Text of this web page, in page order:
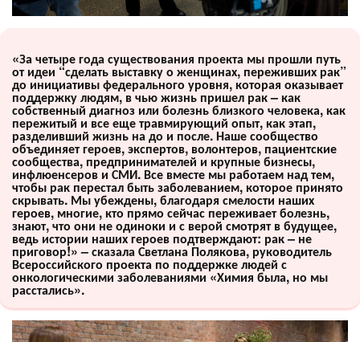
«За четыре года существования проекта мы прошли путь
от идеи “сделать выставку о женщинах, переживших рак”
до инициативы федерального уровня, которая оказывает
поддержку людям, в чью жизнь пришел рак – как
собственный диагноз или болезнь близкого человека, как
пережитый и все еще травмирующий опыт, как этап,
разделивший жизнь на до и после. Наше сообщество
объединяет героев, экспертов, волонтеров, пациентские
сообщества, предпринимателей и крупные бизнесы,
инфлюенсеров и СМИ. Все вместе мы работаем над тем,
чтобы рак перестал быть заболеванием, которое принято
скрывать. Мы убеждены, благодаря смелости наших
героев, многие, кто прямо сейчас переживает болезнь,
знают, что они не одиноки и с верой смотрят в будущее,
ведь истории наших героев подтверждают: рак – не
приговор!» – сказала Светлана Полякова, руководитель
Всероссийского проекта по поддержке людей с
онкологическими заболеваниями «Химия была, но мы
расстались».